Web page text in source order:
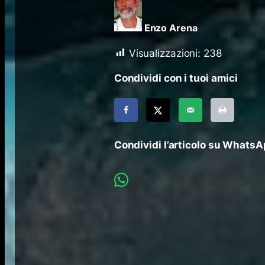
Enzo Arena
Visualizzazioni: 238
Condividi con i tuoi amici
Condividi l’articolo su